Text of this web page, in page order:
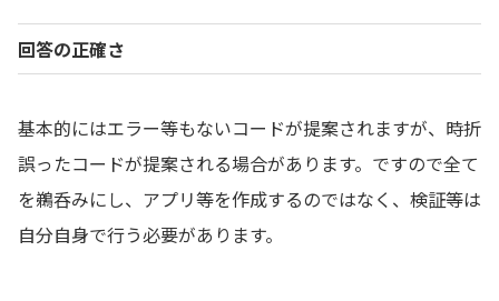
回答の正確さ
基本的にはエラー等もないコードが提案されますが、時折
誤ったコードが提案される場合があります。ですので全て
を鵜呑みにし、アプリ等を作成するのではなく、検証等は
自分自身で行う必要があります。